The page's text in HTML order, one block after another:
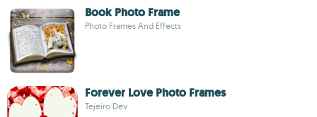
Book Photo Frame
Photo Frames And Effects
Forever Love Photo Frames
Tejeiro Dev